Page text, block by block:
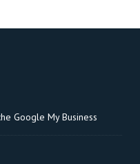
Google My Business